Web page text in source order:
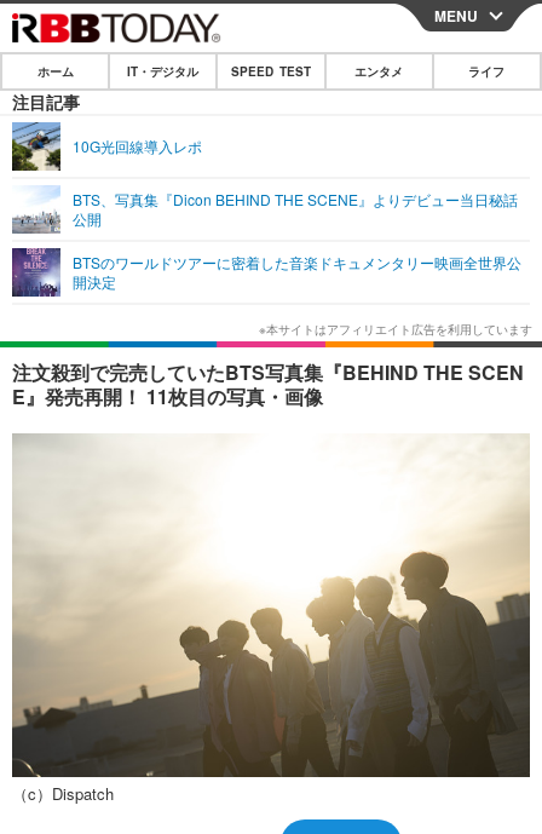
CLOSE
ホーム
IT・デジタル
ショッピング その他
SPEED TEST
エンタメ
エンタメTOP
韓国・芸能
音楽 スポーツ
ライフ
ライフTOP グルメ
ペット ショッピング
その他
リリース一覧
プッシュ通知の停止方法
MENU
ホーム IT・デジタル SPEED TEST エンタメ ライフ
注目記事
10G光回線導入レポ
BTS、写真集『Dicon BEHIND THE SCENE』よりデビュー当日秘話
公開
BTSのワールドツアーに密着した音楽ドキュメンタリー映画全世界公
開決定
注文殺到で完売していたBTS写真集『BEHIND THE SCEN
E』発売再開！ 11枚目の写真・画像
（c）Dispatch